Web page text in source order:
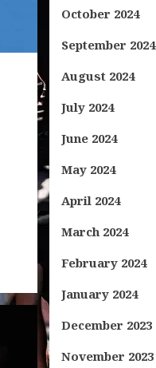
October 2024
September 2024
August 2024
July 2024
June 2024
May 2024
April 2024
March 2024
February 2024
January 2024
December 2023
November 2023